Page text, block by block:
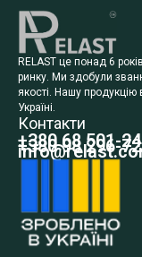
RELAST це понад 6
ринку. Ми здобули
якості. Нашу
Україні.
Контакти
+380 68 501-
+380 98 296-